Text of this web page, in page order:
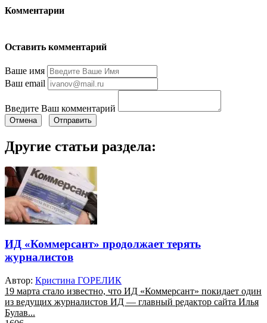
Комментарии
Оставить комментарий
Ваше имя
Ваш email
Введите Ваш комментарий
Отмена Отправить
Другие статьи раздела:
ИД «Коммерсант» продолжает терять
журналистов
Автор: Кристина ГОРЕЛИК
19 марта стало известно, что ИД «Коммерсант» покидает один
из ведущих журналистов ИД — главный редактор сайта Илья
Булав...